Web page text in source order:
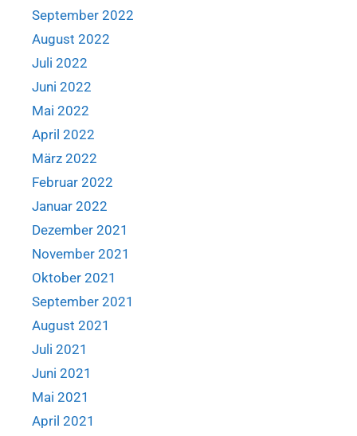
September 2022
August 2022
Juli 2022
Juni 2022
Mai 2022
April 2022
März 2022
Februar 2022
Januar 2022
Dezember 2021
November 2021
Oktober 2021
September 2021
August 2021
Juli 2021
Juni 2021
Mai 2021
April 2021